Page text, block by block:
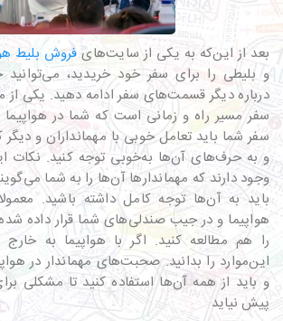
بعد از این‌که به یکی از سایت‌هایفروش بلیط
و بلیطی را برای سفر خود خریدید،
درباره دیگر قسمت‌های سفر ادامه دهید. یکی
سفر مسیر راه و زمانی است که شما در
سفر شما باید تعامل خوبی با مهمانداران و دیگر
و به حرف‌های آن‌ها به‌خوبی توجه کنید. نکات
وجود دارند که مهماندار‌ها آن‌ها را به شما
باید به آن‌ها توجه کامل داشته باشید.
هواپیما و در جیب صندلی‌های شما قرار داده
را هم مطالعه کنید. اگر با هواپیما به
این‌موارد را بدانید. صحبت‌های مهماندار در
و باید از همه آن‌ها استفاده کنید تا مشکلی
پیش نیاید